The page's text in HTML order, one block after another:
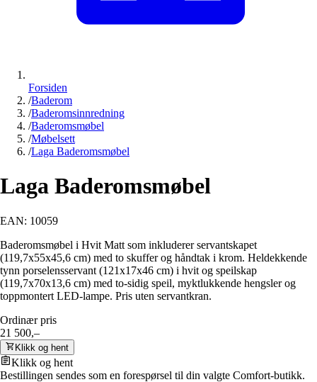
Forsiden
/Baderom
/Baderomsinnredning
/Baderomsmøbel
/Møbelsett
/Laga Baderomsmøbel
Laga Baderomsmøbel
EAN: 10059
Baderomsmøbel i Hvit Matt som inkluderer servantskapet
(119,7x55x45,6 cm) med to skuffer og håndtak i krom. Heldekkende
tynn porselensservant (121x17x46 cm) i hvit og speilskap
(119,7x70x13,6 cm) med to-sidig speil, myktlukkende hengsler og
toppmontert LED-lampe. Pris uten servantkran.
Ordinær pris
21 500,–
Klikk og hent
Klikk og hent
Bestillingen sendes som en forespørsel til din valgte Comfort-butikk.